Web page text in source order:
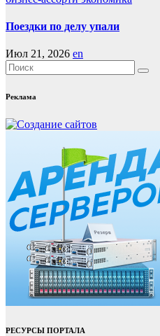
Поездки по делу упали
Июл 21, 2026 en
Реклама
РЕСУРСЫ ПОРТАЛА